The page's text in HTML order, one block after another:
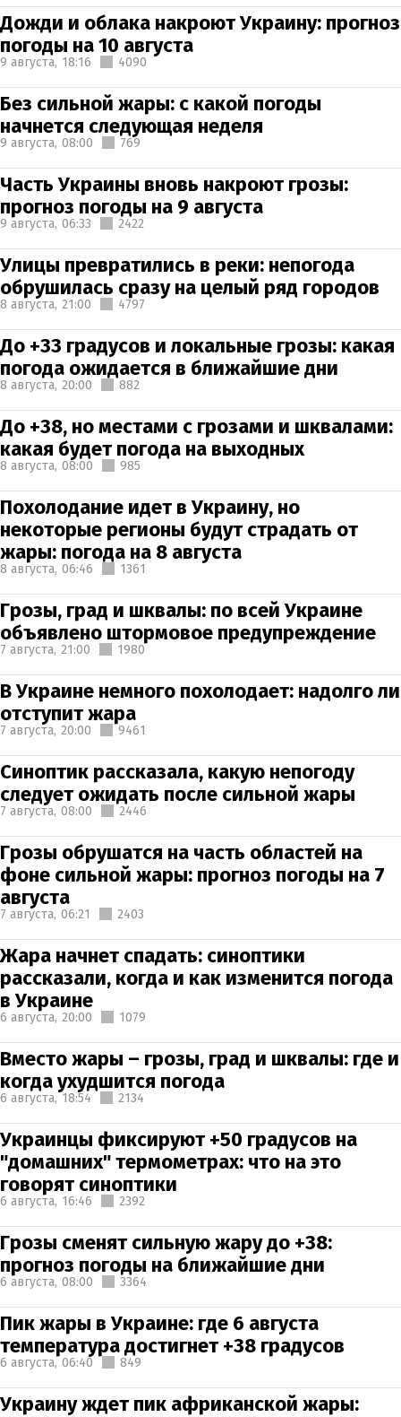
Дожди и облака накроют Украину: прогноз
погоды на 10 августа
9 августа, 18:16 4090
Без сильной жары: с какой погоды
начнется следующая неделя
9 августа, 08:00 769
Часть Украины вновь накроют грозы:
прогноз погоды на 9 августа
9 августа, 06:33 2422
Улицы превратились в реки: непогода
обрушилась сразу на целый ряд городов
8 августа, 21:00 4797
До +33 градусов и локальные грозы: какая
погода ожидается в ближайшие дни
8 августа, 20:00 882
До +38, но местами с грозами и шквалами:
какая будет погода на выходных
8 августа, 08:00 985
Похолодание идет в Украину, но
некоторые регионы будут страдать от
жары: погода на 8 августа
8 августа, 06:46 1361
Грозы, град и шквалы: по всей Украине
объявлено штормовое предупреждение
7 августа, 21:00 1980
В Украине немного похолодает: надолго ли
отступит жара
7 августа, 20:00 9461
Синоптик рассказала, какую непогоду
следует ожидать после сильной жары
7 августа, 08:00 2446
Грозы обрушатся на часть областей на
фоне сильной жары: прогноз погоды на 7
августа
7 августа, 06:21 2403
Жара начнет спадать: синоптики
рассказали, когда и как изменится погода
в Украине
6 августа, 20:00 1079
Вместо жары – грозы, град и шквалы: где и
когда ухудшится погода
6 августа, 18:54 2134
Украинцы фиксируют +50 градусов на
"домашних" термометрах: что на это
говорят синоптики
6 августа, 16:46 2392
Грозы сменят сильную жару до +38:
прогноз погоды на ближайшие дни
6 августа, 08:00 3364
Пик жары в Украине: где 6 августа
температура достигнет +38 градусов
6 августа, 06:40 849
Украину ждет пик африканской жары: